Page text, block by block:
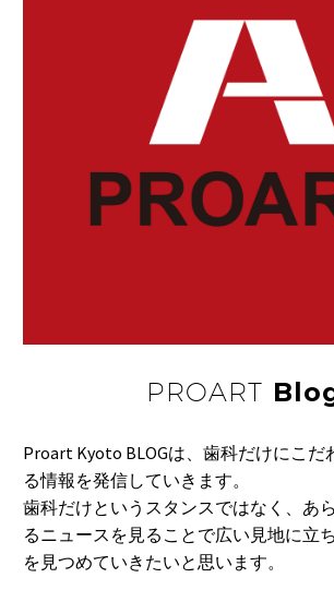
意識して噛む
25 10月 2022
タンを取り除こう
杏（あんず）の種の中
にある白い部分を杏
仁…
19 12月 2016
脂肪をエネルギーに
食べすぎていないの
に、なぜか中性脂肪が
25 7月 2016
いうものは人の目…
12 8月 2017
ピーナッツバターは、
ビーナッツを直接す
っ…
10 12月 2016
野菜を水に
野菜などの農薬や添加
物などが微量でも体
内…
05 10月 2017
PROART
Proart Kyoto BLOGは、歯科だけにこだ
る情報を発信していきます。
歯科だけというスタンスではなく、あ
るニュースを見ることで広い見地に立
を見つめていきたいと思います。